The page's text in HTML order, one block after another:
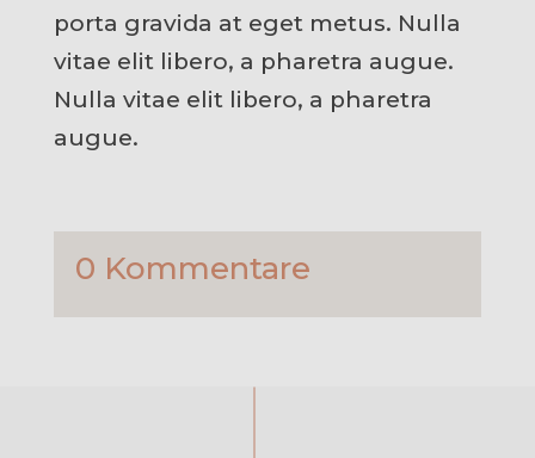
porta gravida at eget metus. Nulla
vitae elit libero, a pharetra augue.
Nulla vitae elit libero, a pharetra
augue.
0 Kommentare